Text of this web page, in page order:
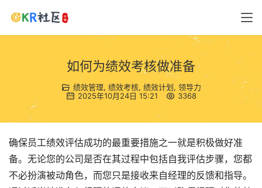
如何为绩效考核做准备
绩效管理, 绩效考核, 绩效计划, 领导力
2025年10月24日 15:21
3368
确保员工绩效评估成功的最重要措施之一就是积极做好准
备。无论您的公司是否在其过程中包括自我评估步骤，您都
不必扮演被动角色，而您只是接收来自经理的反馈和指导。